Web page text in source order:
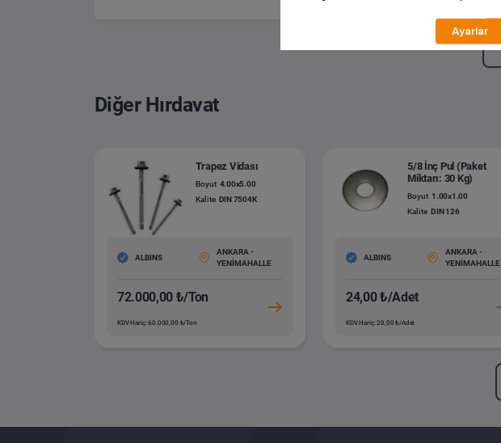
Diğer Hırdavat
Trapez Vidası
Boyut 4.00x5.00
Kalite DIN 7504K
ALBINS
ANKARA -
YENİMAHALLE
72.000,00 ₺/Ton
KDV Hariç: 60.000,00 ₺/Ton
5/8 İnç Pul (Paket
Miktarı: 30 Kg)
Boyut 1.00x1.00
Kalite DIN 126
ALBINS
ANKARA -
YENİMAHALLE
24,00 ₺/Adet
KDV Hariç: 20,00 ₺/Adet